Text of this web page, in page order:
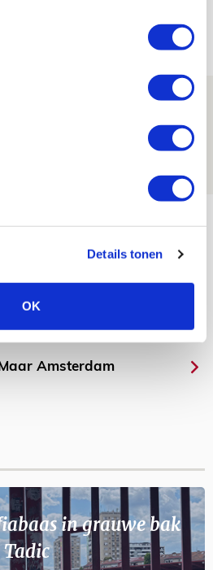
Details tonen
OK
of Ajax 1? Dat
Amsterdam
in grauwe bak
Tadic